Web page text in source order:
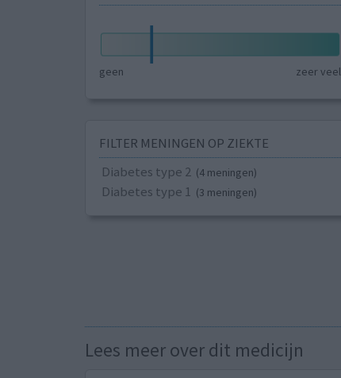
geen zeer veel
FILTER MENINGEN OP ZIEKTE
Diabetes type 2 (4 meningen)
Diabetes type 1 (3 meningen)
Lees meer over dit medicijn